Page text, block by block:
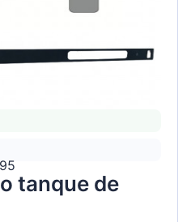
tanque de